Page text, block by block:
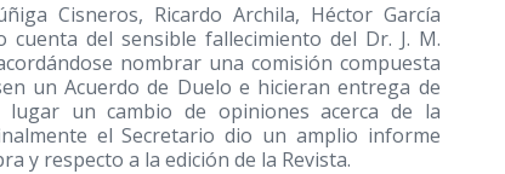
Cisneros, Ricardo Archila, Héctor García
cuenta del sensible fallecimiento del Dr. J. M.
nombrar una comisión compuesta
un Acuerdo de Duelo e hicieran entrega de
un cambio de opiniones acerca de la
el Secretario dio un amplio informe
y respecto a la edición de la Revista.